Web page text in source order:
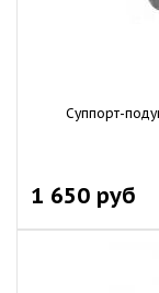
Суппорт-
1 650 руб